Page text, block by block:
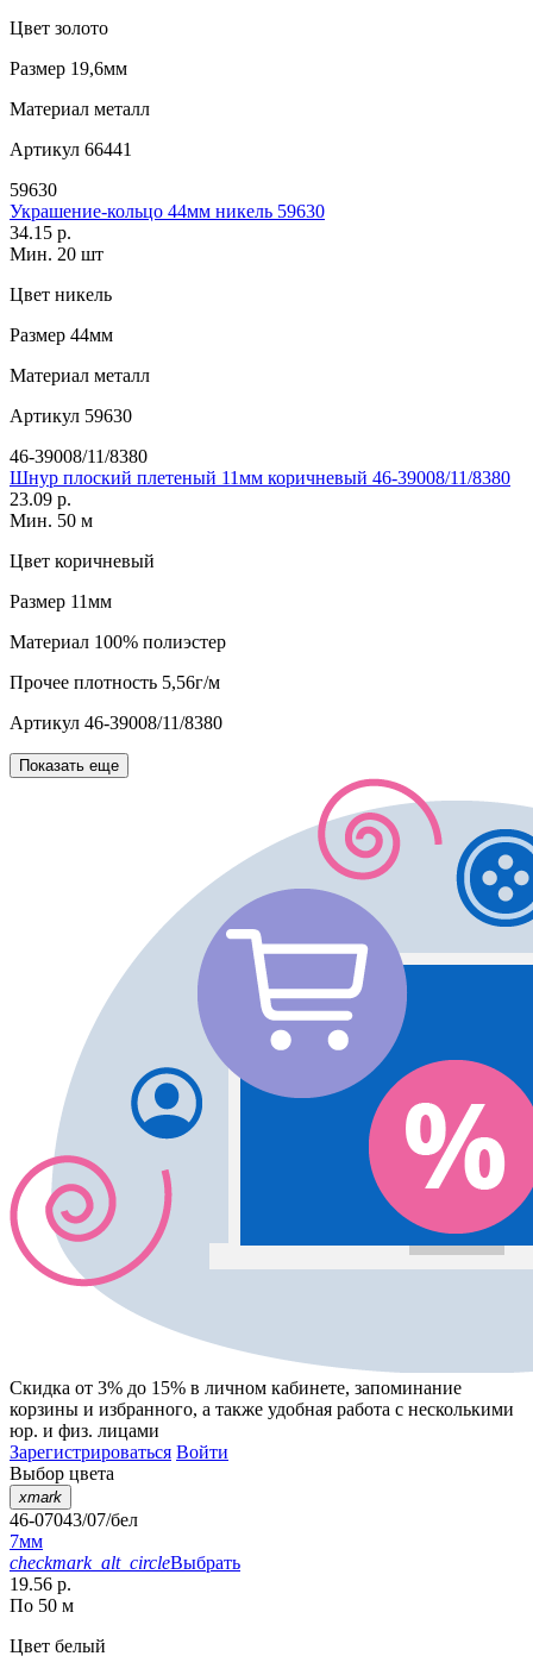
Цвет золото
Размер 19,6мм
Материал металл
Артикул 66441
59630
Украшение-кольцо 44мм никель 59630
34.15 р.
Мин. 20 шт
Цвет никель
Размер 44мм
Материал металл
Артикул 59630
46-39008/11/8380
Шнур плоский плетеный 11мм коричневый 46-39008/11/8380
23.09 р.
Мин. 50 м
Цвет коричневый
Размер 11мм
Материал 100% полиэстер
Прочее плотность 5,56г/м
Артикул 46-39008/11/8380
Показать еще
Скидка от 3% до 15% в личном кабинете, запоминание
корзины и избранного, а также удобная работа с несколькими
юр. и физ. лицами
Зарегистрироваться Войти
Выбор цвета
xmark
46-07043/07/бел
7мм
checkmark_alt_circleВыбрать
19.56 р.
По 50 м
Цвет белый